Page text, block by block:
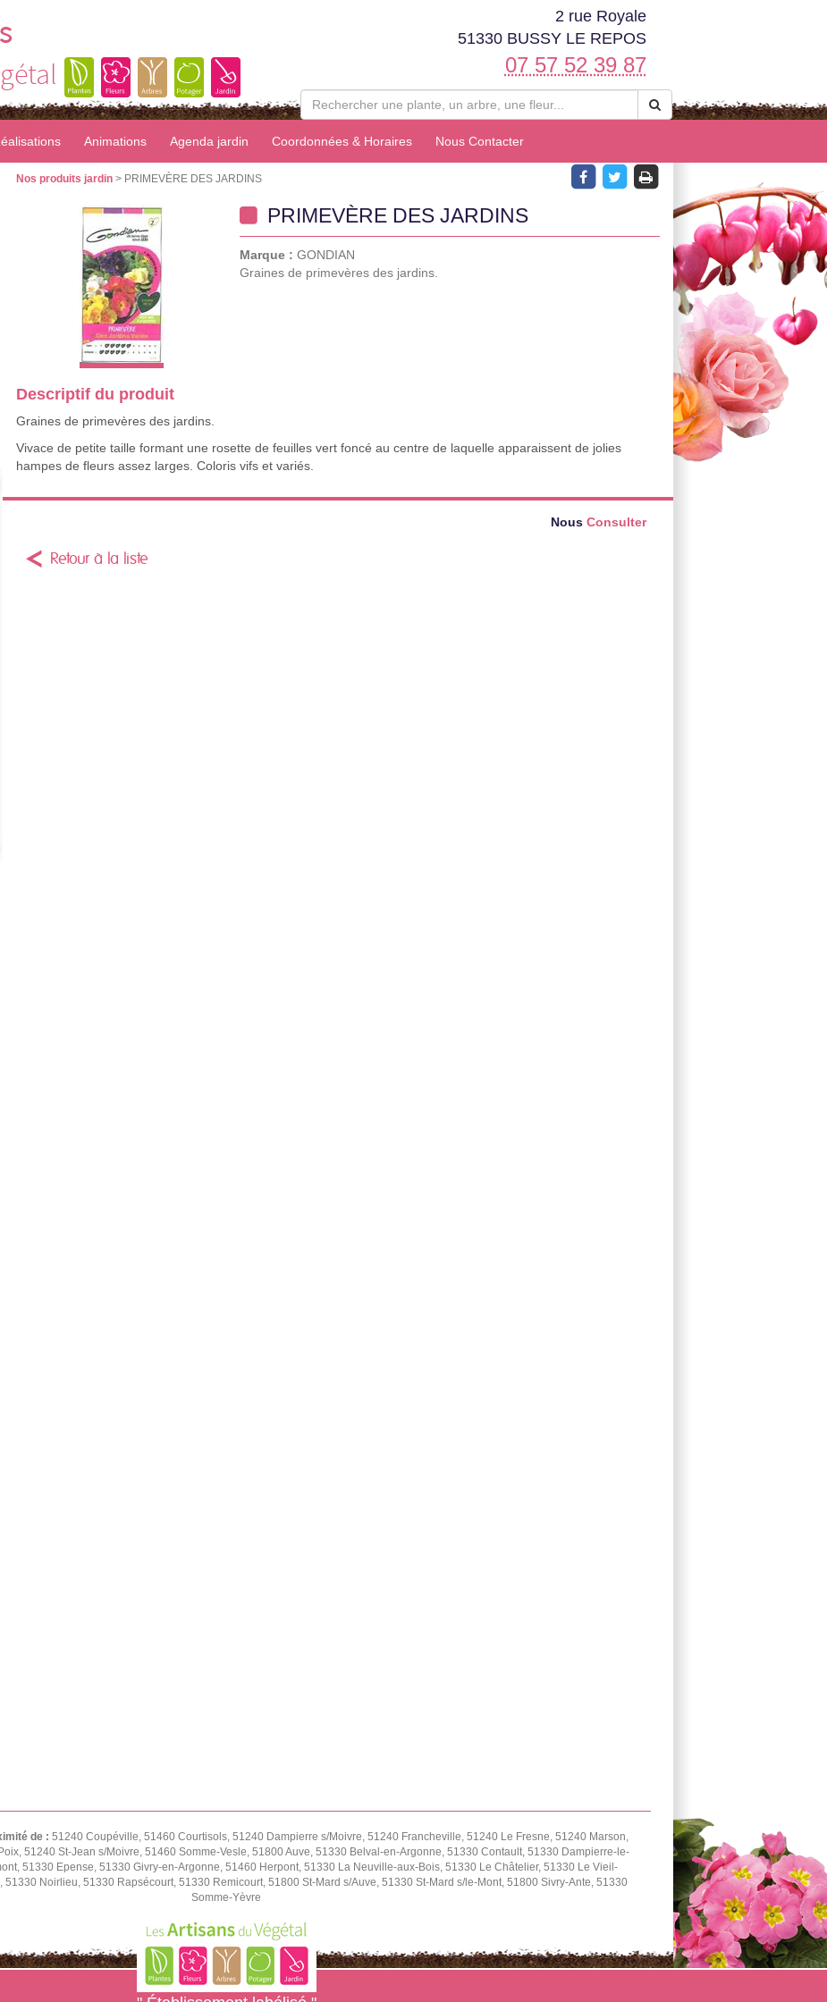
2 rue Royale
51330 BUSSY LE REPOS
07 57 52 39 87
Animations Agenda jardin Coordonnées & Horaires Nous Contacter
Nos produits jardin > PRIMEVÈRE DES JARDINS
PRIMEVÈRE DES JARDINS
Marque : GONDIAN
Graines de primevères des jardins.
Descriptif du produit
Graines de primevères des jardins.
Vivace de petite taille formant une rosette de feuilles vert foncé au centre de laquelle apparaissent de jolies
hampes de fleurs assez larges. Coloris vifs et variés.
Nous Consulter
Retour à la liste
de : 51240 Coupéville, 51460 Courtisols, 51240 Dampierre s/Moivre, 51240 Francheville, 51240 Le Fresne, 51240 Marson,
51240 St-Jean s/Moivre, 51460 Somme-Vesle, 51800 Auve, 51330 Belval-en-Argonne, 51330 Contault, 51330 Dampierre-le-
51330 Epense, 51330 Givry-en-Argonne, 51460 Herpont, 51330 La Neuville-aux-Bois, 51330 Le Châtelier, 51330 Le Vieil-
51330 Noirlieu, 51330 Rapsécourt, 51330 Remicourt, 51800 St-Mard s/Auve, 51330 St-Mard s/le-Mont, 51800 Sivry-Ante, 51330
Somme-Yèvre